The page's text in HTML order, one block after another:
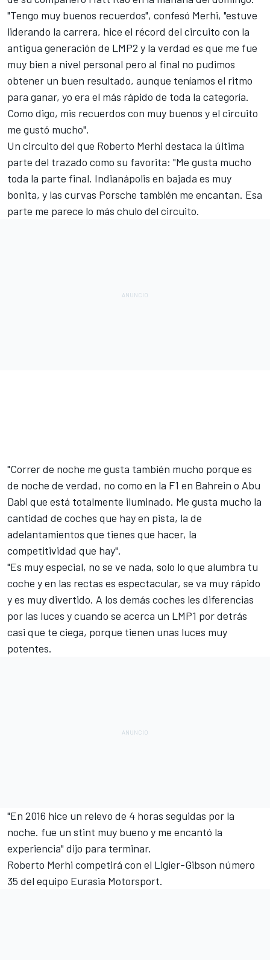
"Tengo muy buenos recuerdos", confesó Merhi, "estuve
liderando la carrera, hice el récord del circuito con la
antigua generación de LMP2 y la verdad es que me fue
muy bien a nivel personal pero al final no pudimos
obtener un buen resultado, aunque teníamos el ritmo
para ganar, yo era el más rápido de toda la categoría.
Como digo, mis recuerdos con muy buenos y el circuito
me gustó mucho".
Un circuito del que Roberto Merhi destaca la última
parte del trazado como su favorita: "Me gusta mucho
toda la parte final. Indianápolis en bajada es muy
bonita, y las curvas Porsche también me encantan. Esa
parte me parece lo más chulo del circuito.
"Correr de noche me gusta también mucho porque es
de noche de verdad, no como en la F1 en Bahrein o Abu
Dabi que está totalmente iluminado. Me gusta mucho la
cantidad de coches que hay en pista, la de
adelantamientos que tienes que hacer, la
competitividad que hay".
"Es muy especial, no se ve nada, solo lo que alumbra tu
coche y en las rectas es espectacular, se va muy rápido
y es muy divertido. A los demás coches les diferencias
por las luces y cuando se acerca un LMP1 por detrás
casi que te ciega, porque tienen unas luces muy
potentes.
"En 2016 hice un relevo de 4 horas seguidas por la
noche. fue un stint muy bueno y me encantó la
experiencia" dijo para terminar.
Roberto Merhi competirá con el Ligier-Gibson número
35 del equipo Eurasia Motorsport.